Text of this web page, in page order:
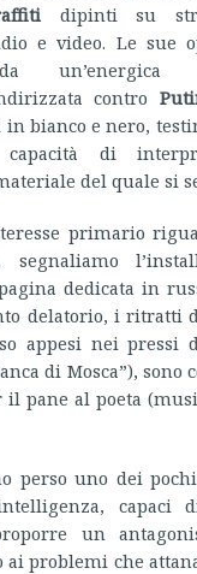
dipinti su
e video. Le sue
un’energica
contro
bianco e nero,
di
del quale si
primario
segnaliamo
dedicata in
delatorio, i ritratti
appesi nei pressi
di Mosca”),
il pane al poeta
perso uno dei
capaci
un
ai problemi che